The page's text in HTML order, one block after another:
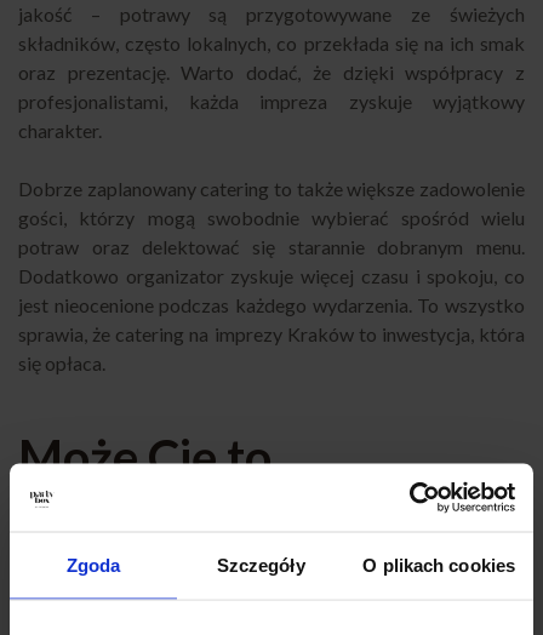
Zgoda Szczegóły O plikach cookies
jakość – potrawy są przygotowywane ze świeżych
składników, często lokalnych, co przekłada się na ich smak
oraz prezentację. Warto dodać, że dzięki współpracy z
profesjonalistami, każda impreza zyskuje wyjątkowy
charakter.
Dobrze zaplanowany catering to także większe zadowolenie
gości, którzy mogą swobodnie wybierać spośród wielu
potraw oraz delektować się starannie dobranym menu.
Dodatkowo organizator zyskuje więcej czasu i spokoju, co
jest nieocenione podczas każdego wydarzenia. To wszystko
sprawia, że catering na imprezy Kraków to inwestycja, która
się opłaca.
Może Cię to
Planujesz inne wydarzenie i szukasz sprawdzonego cateringu